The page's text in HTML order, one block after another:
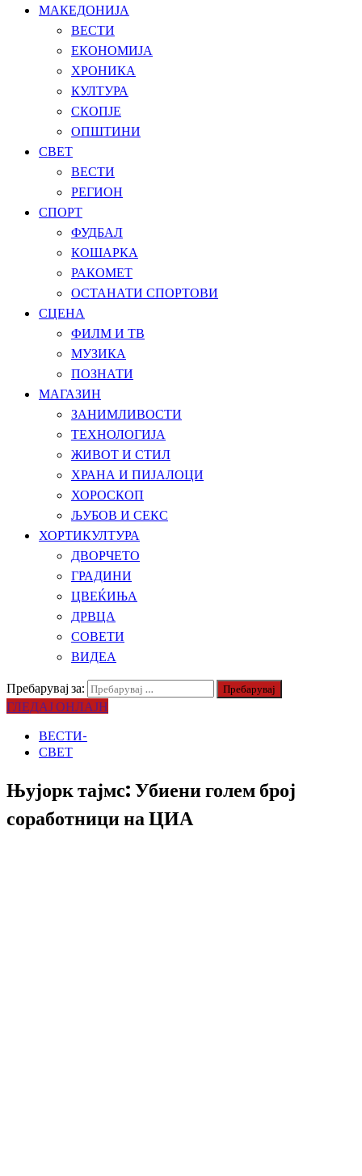
МАКЕДОНИЈА
ВЕСТИ
ЕКОНОМИЈА
ХРОНИКА
КУЛТУРА
СКОПЈЕ
ОПШТИНИ
СВЕТ
ВЕСТИ
РЕГИОН
СПОРТ
ФУДБАЛ
КОШАРКА
РАКОМЕТ
ОСТАНАТИ СПОРТОВИ
СЦЕНА
ФИЛМ И ТВ
МУЗИКА
ПОЗНАТИ
МАГАЗИН
ЗАНИМЛИВОСТИ
ТЕХНОЛОГИЈА
ЖИВОТ И СТИЛ
ХРАНА И ПИЈАЛОЦИ
ХОРОСКОП
ЉУБОВ И СЕКС
ХОРТИКУЛТУРА
ДВОРЧЕТО
ГРАДИНИ
ЦВЕЌИЊА
ДРВЦА
СОВЕТИ
ВИДЕА
Пребарувај за:
ГЛЕДАЈ ОНЛАЈН
ВЕСТИ-
СВЕТ
Њујорк тајмс: Убиени голем број
соработници на ЦИА